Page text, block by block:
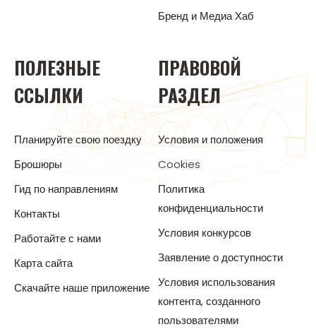
Бренд и Медиа Хаб
ПОЛЕЗНЫЕ
ССЫЛКИ
Планируйте свою поездку
Брошюры
Гид по направлениям
Контакты
Работайте с нами
Карта сайта
Скачайте наше приложение
ПРАВОВОЙ
РАЗДЕЛ
Условия и положения
Cookies
Политика
конфиденциальности
Условия конкурсов
Заявление о доступности
Условия использования
контента, созданного
пользователями